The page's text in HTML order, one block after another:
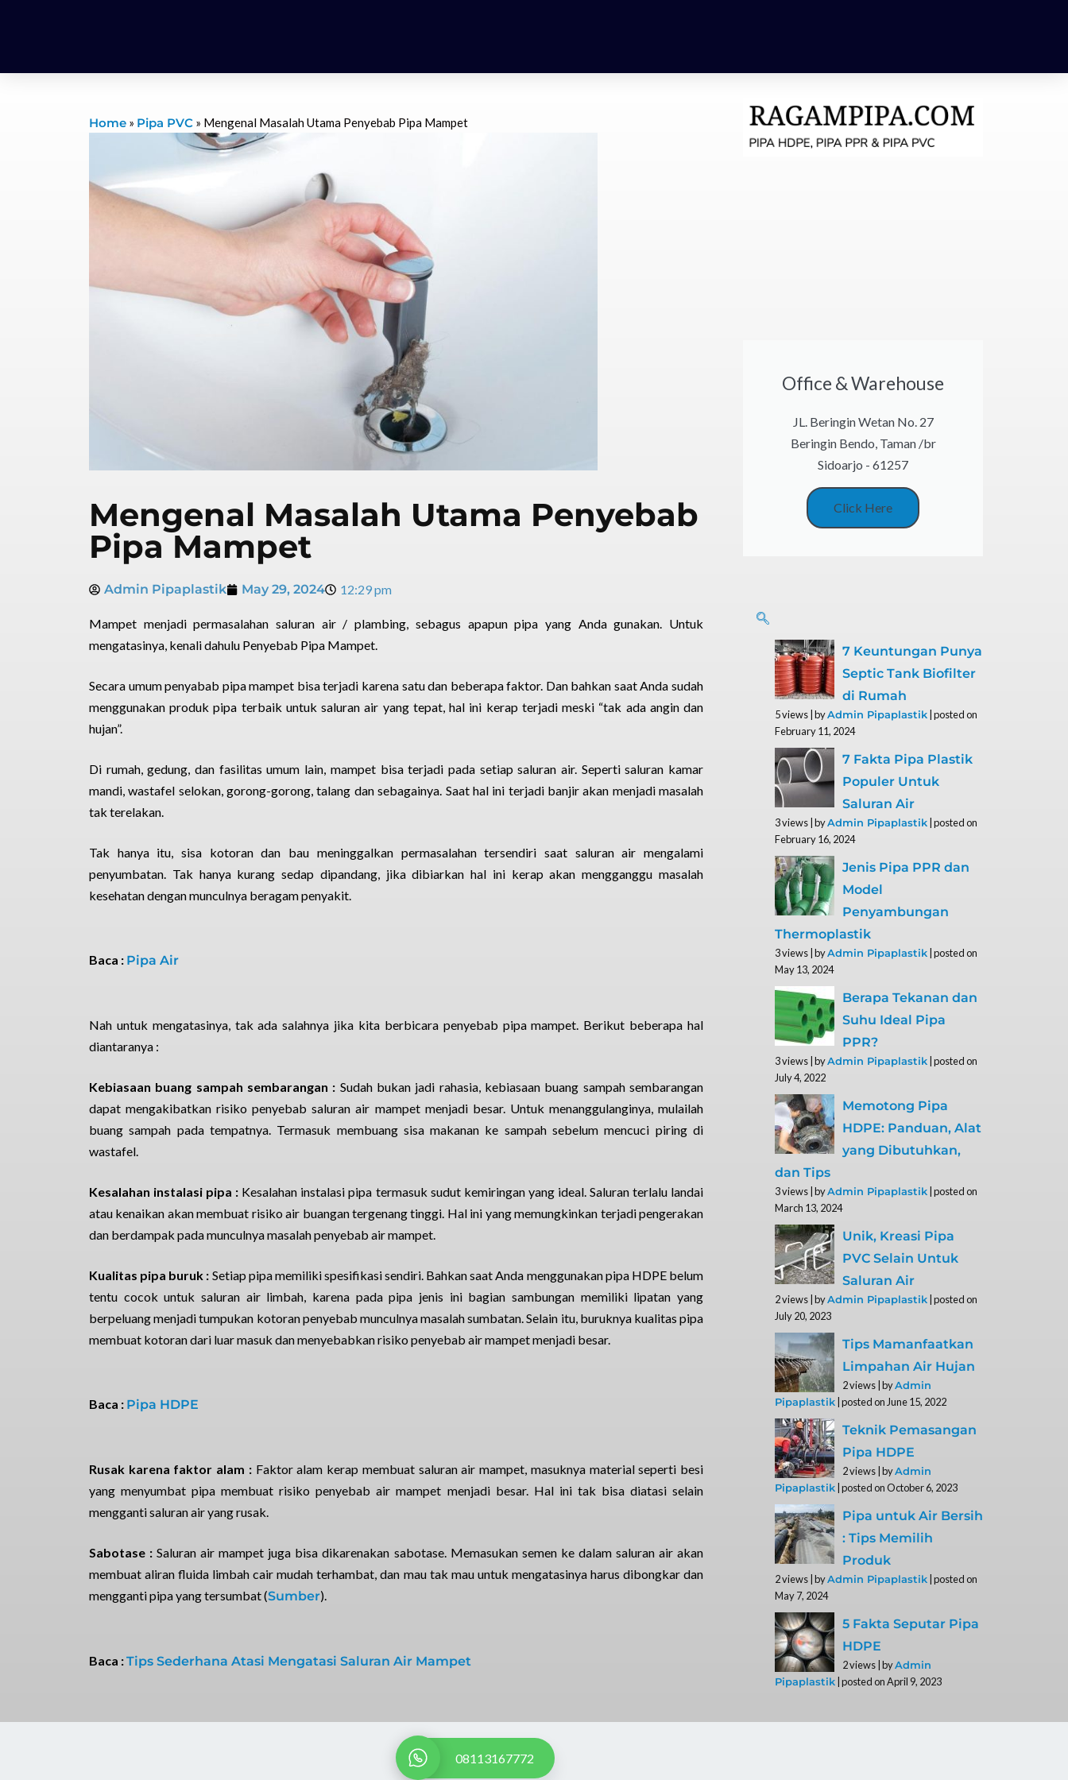
Home » Pipa PVC » Mengenal Masalah Utama Penyebab Pipa Mampet
Mengenal Masalah Utama Penyebab
Pipa Mampet
Admin Pipaplastik May 29, 2024 12:29 pm
Mampet menjadi permasalahan saluran air / plambing, sebagus apapun pipa yang Anda gunakan. Untuk
mengatasinya, kenali dahulu Penyebab Pipa Mampet.
Secara umum penyabab pipa mampet bisa terjadi karena satu dan beberapa faktor. Dan bahkan saat Anda sudah
menggunakan produk pipa terbaik untuk saluran air yang tepat, hal ini kerap terjadi meski “tak ada angin dan
hujan”.
Di rumah, gedung, dan fasilitas umum lain, mampet bisa terjadi pada setiap saluran air. Seperti saluran kamar
mandi, wastafel selokan, gorong-gorong, talang dan sebagainya. Saat hal ini terjadi banjir akan menjadi masalah
tak terelakan.
Tak hanya itu, sisa kotoran dan bau meninggalkan permasalahan tersendiri saat saluran air mengalami
penyumbatan. Tak hanya kurang sedap dipandang, jika dibiarkan hal ini kerap akan mengganggu masalah
kesehatan dengan munculnya beragam penyakit.
Baca : Pipa Air
Nah untuk mengatasinya, tak ada salahnya jika kita berbicara penyebab pipa mampet. Berikut beberapa hal
diantaranya :
Kebiasaan buang sampah sembarangan : Sudah bukan jadi rahasia, kebiasaan buang sampah sembarangan
dapat mengakibatkan risiko penyebab saluran air mampet menjadi besar. Untuk menanggulanginya, mulailah
buang sampah pada tempatnya. Termasuk membuang sisa makanan ke sampah sebelum mencuci piring di
wastafel.
Kesalahan instalasi pipa : Kesalahan instalasi pipa termasuk sudut kemiringan yang ideal. Saluran terlalu landai
atau kenaikan akan membuat risiko air buangan tergenang tinggi. Hal ini yang memungkinkan terjadi pengerakan
dan berdampak pada munculnya masalah penyebab air mampet.
Kualitas pipa buruk : Setiap pipa memiliki spesifikasi sendiri. Bahkan saat Anda menggunakan pipa HDPE belum
tentu cocok untuk saluran air limbah, karena pada pipa jenis ini bagian sambungan memiliki lipatan yang
berpeluang menjadi tumpukan kotoran penyebab munculnya masalah sumbatan. Selain itu, buruknya kualitas pipa
membuat kotoran dari luar masuk dan menyebabkan risiko penyebab air mampet menjadi besar.
Baca : Pipa HDPE
Rusak karena faktor alam : Faktor alam kerap membuat saluran air mampet, masuknya material seperti besi
yang menyumbat pipa membuat risiko penyebab air mampet menjadi besar. Hal ini tak bisa diatasi selain
mengganti saluran air yang rusak.
Sabotase :Saluran air mampet juga bisa dikarenakan sabotase. Memasukan semen ke dalam saluran air akan
membuat aliran fluida limbah cair mudah terhambat, dan mau tak mau untuk mengatasinya harus dibongkar dan
mengganti pipa yang tersumbat (Sumber).
Baca :Tips Sederhana Atasi Mengatasi Saluran Air Mampet
Office & Warehouse
JL. Beringin Wetan No. 27
Beringin Bendo, Taman /br
Sidoarjo - 61257
Click Here
7 Keuntungan Punya
Septic Tank Biofilter
di Rumah
5 views byAdmin Pipaplastik posted on
February 11, 2024
7 Fakta Pipa Plastik
Populer Untuk
Saluran Air
3 views byAdmin Pipaplastik posted on
February 16, 2024
Jenis Pipa PPR dan
Model
Penyambungan
Thermoplastik
3 views byAdmin Pipaplastik posted on
May 13, 2024
Berapa Tekanan dan
Suhu Ideal Pipa
PPR?
3 views byAdmin Pipaplastik posted on
July 4, 2022
Memotong Pipa
HDPE: Panduan, Alat
yang Dibutuhkan,
dan Tips
3 views byAdmin Pipaplastik posted on
March 13, 2024
Unik, Kreasi Pipa
PVC Selain Untuk
Saluran Air
2 views byAdmin Pipaplastik posted on
July 20, 2023
Tips Mamanfaatkan
Limpahan Air Hujan
2 views byAdmin
Pipaplastik posted on June 15, 2022
Teknik Pemasangan
Pipa HDPE
2 views byAdmin
Pipaplastik posted on October 6, 2023
Pipa untuk Air Bersih
: Tips Memilih
Produk
2 views byAdmin Pipaplastik posted on
May 7, 2024
5 Fakta Seputar Pipa
HDPE
2 views byAdmin
Pipaplastik posted on April 9, 2023
08113167772